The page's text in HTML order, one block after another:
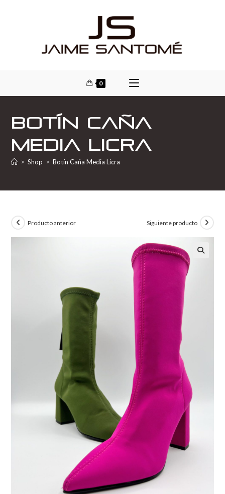
0
Botín Caña
Media Licra
> Shop > Botín Caña Media Licra
Producto anterior Siguiente producto